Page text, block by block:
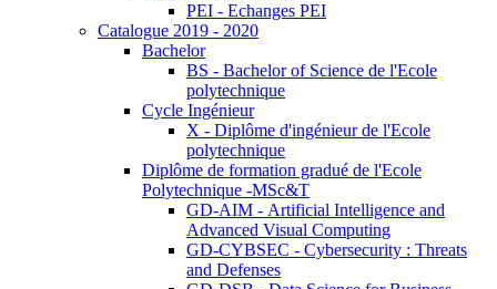
PEI - Echanges PEI
Catalogue 2019 - 2020
Bachelor
BS - Bachelor of Science de l'Ecole
polytechnique
Cycle Ingénieur
X - Diplôme d'ingénieur de l'Ecole
polytechnique
Diplôme de formation gradué de l'Ecole
Polytechnique -MSc&T
GD-AIM - Artificial Intelligence and
Advanced Visual Computing
GD-CYBSEC - Cybersecurity : Threats
and Defenses